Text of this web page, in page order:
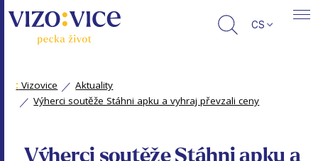
CS
: Vizovice
Aktuality
Výherci soutěže Stáhni apku a vyhraj převzali ceny
Výherci soutěže Stáhni apku a